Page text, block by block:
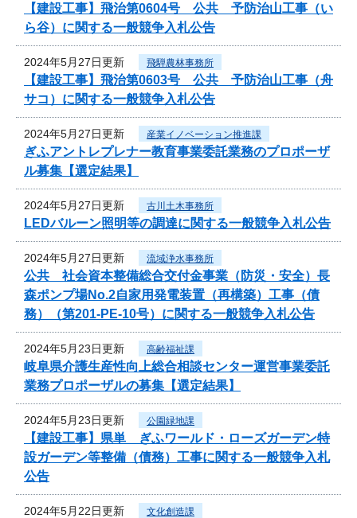
【建設工事】飛治第0604号 公共 予防治山工事（い
ら谷）に関する一般競争入札公告
2024年5月27日更新 飛騨農林事務所
【建設工事】飛治第0603号 公共 予防治山工事（舟
サコ）に関する一般競争入札公告
2024年5月27日更新 産業イノベーション推進課
ぎふアントレプレナー教育事業委託業務のプロポーザ
ル募集【選定結果】
2024年5月27日更新 古川土木事務所
LEDバルーン照明等の調達に関する一般競争入札公告
2024年5月27日更新 流域浄水事務所
公共 社会資本整備総合交付金事業（防災・安全）長
森ポンプ場No.2自家用発電装置（再構築）工事（債
務）（第201-PE-10号）に関する一般競争入札公告
2024年5月23日更新 高齢福祉課
岐阜県介護生産性向上総合相談センター運営事業委託
業務プロポーザルの募集【選定結果】
2024年5月23日更新 公園緑地課
【建設工事】県単 ぎふワールド・ローズガーデン特
設ガーデン等整備（債務）工事に関する一般競争入札
公告
2024年5月22日更新 文化創造課